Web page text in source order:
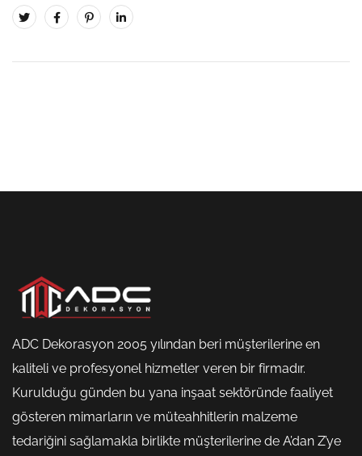
ADC Dekorasyon 2005 yılından beri müşterilerine en
kaliteli ve profesyonel hizmetler veren bir firmadır.
Kurulduğu günden bu yana inşaat sektöründe faaliyet
gösteren mimarların ve müteahhitlerin malzeme
tedariğini sağlamakla birlikte müşterilerine de A’dan Z’ye